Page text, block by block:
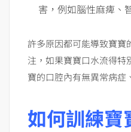
害，例如腦性麻痺、
許多原因都可能導致寶寶
注，如果寶寶口水流得特
寶的口腔內有無異常病症
如何訓練寶